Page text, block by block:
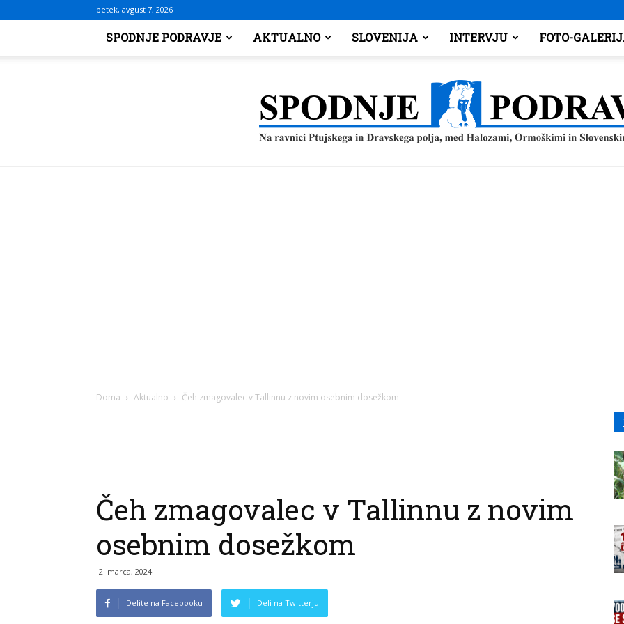
petek, avgust 7, 2026
SPODNJE PODRAVJE AKTUALNO SLOVENIJA INTERVJU FOTO-
Doma Aktualno Čeh zmagovalec v Tallinnu z novim osebnim dosežkom
Čeh zmagovalec v Tallinnu z novim
osebnim dosežkom
2. marca, 2024
Delite na Facebooku Deli na Twitterju